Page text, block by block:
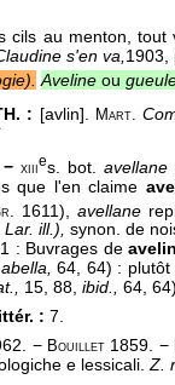
cils au menton,
s'en va,1903,
Aveline ou
: [avlin]. Mart.
− xiiies. bot.avellane
que l'en claime
1611), avellane
Lar. ill.),synon. de
: Buvrages de
64, 64) :
15, 88, ibid., 64,
: 7.
− Bouillet 1859. −
e lessicali.Z.